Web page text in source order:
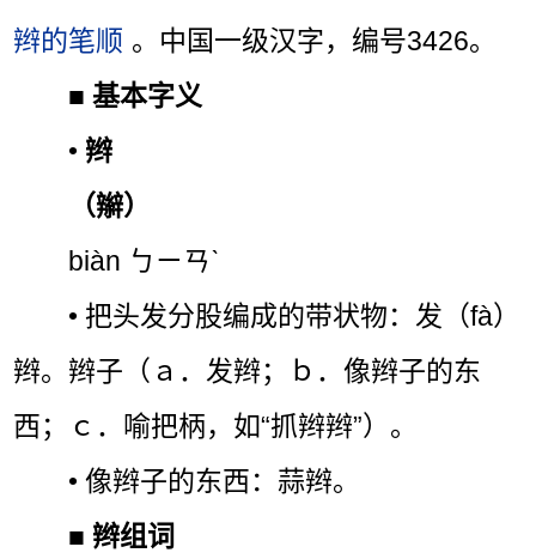
辫的笔顺 。中国一级汉字，编号3426。
■基本字义
• 辫
（辮）
biàn ㄅㄧㄢˋ
• 把头发分股编成的带状物：发（fà）
辫。辫子（ａ．发辫；ｂ．像辫子的东
西；ｃ．喻把柄，如“抓辫辫”）。
• 像辫子的东西：蒜辫。
■ 辫组词